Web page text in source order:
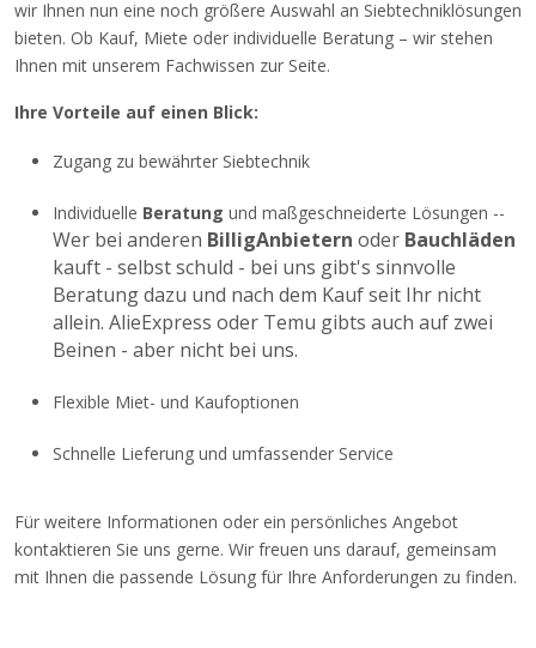
wir Ihnen nun eine noch größere Auswahl an Siebtechniklösungen
bieten. Ob Kauf, Miete oder individuelle Beratung – wir stehen
Ihnen mit unserem Fachwissen zur Seite.
Ihre Vorteile auf einen Blick:
Zugang zu bewährter Siebtechnik
Individuelle Beratung und maßgeschneiderte Lösungen --
Wer bei anderen BilligAnbietern oder Bauchläden
kauft - selbst schuld - bei uns gibt's sinnvolle
Beratung dazu und nach dem Kauf seit Ihr nicht
allein. AlieExpress oder Temu gibts auch auf zwei
Beinen - aber nicht bei uns.
Flexible Miet- und Kaufoptionen
Schnelle Lieferung und umfassender Service
Für weitere Informationen oder ein persönliches Angebot
kontaktieren Sie uns gerne. Wir freuen uns darauf, gemeinsam
mit Ihnen die passende Lösung für Ihre Anforderungen zu finden.